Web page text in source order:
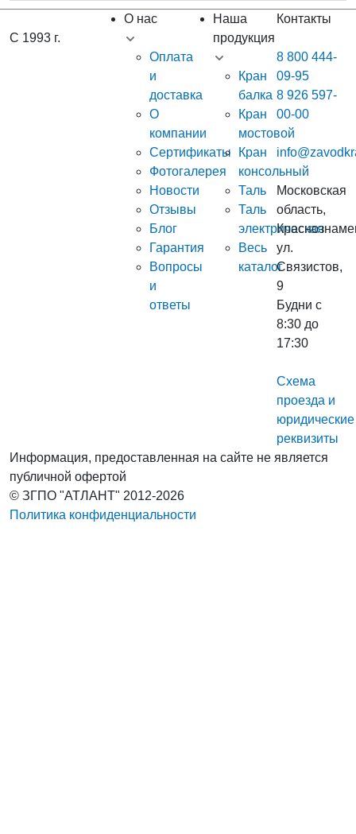
С 1993 г.
О нас
Оплата
и
доставка
О
компании
Сертификаты
Фотогалерея
Новости
Отзывы
Блог
Гарантия
Вопросы
и
ответы
Наша
продукция
Кран
балка
Кран
мостовой
Кран
консольный
Таль
Таль
электрическая
Весь
каталог
Контакты
8 800 444-
09-95
8 926 597-
00-00
Московская
область,
ул.
Связистов,
9
Будни с
8:30 до
17:30
Схема
проезда и
юридические
реквизиты
Информация, предоставленная на сайте не является
публичной офертой
© ЗГПО "АТЛАНТ" 2012-2026
Политика конфиденциальности